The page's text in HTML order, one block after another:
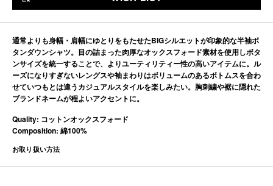
通常よりも身幅・肩幅にゆとりをもたせたBIGシルエットが印象的な半袖ボ
タンダウンシャツ。目の詰まった肉厚なオックスフォード素材を使用しボタ
ンサイズを統一することで、よりユーティリティー性の高いアイテムに。ル
ーズになりすぎないレングスや袖まわりはボリュームのあるボトムスを合わ
せていつもとは違うカジュアルスタイルを楽しみたい。胸刺繍や裾に隠れた
ブランドネームが程よいアクセントに。
Quality: コットンオックスフォード
Composition: 綿100%
お取り扱い方法